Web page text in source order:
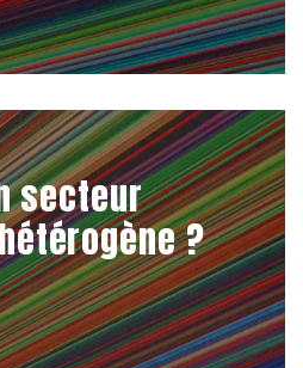
secteur
?